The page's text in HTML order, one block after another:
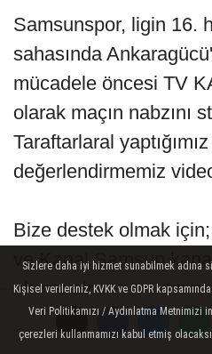
Samsunspor, ligin 16.
sahasında
mücadele öncesi TV
olarak maçın nabzını
Taraftarlaral
değerlendirmemiz
Bize destek olmak
ve Kanal Samsun
abone olmayı
Kanal linkleri aşağıda;
Sizlere daha iyi hizmet sunabilmek adına
Kişisel verileriniz, KVKK ve GDPR
Veri Politikamızı / Aydınlatma
çerezleri kullanmamızı kabul etmiş